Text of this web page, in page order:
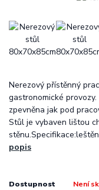
Nerezový přístěnný
gastronomické
zpevněna jak pod
Stůl je vybaven lištou
popis
Dostupnost Není